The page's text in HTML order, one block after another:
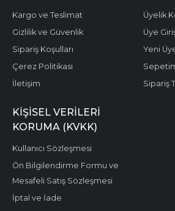
Kargo ve Teslimat
Gizlilik ve Güvenlik
Sipariş Koşulları
Çerez Politikası
İletişim
Üyelik
Üye
Yeni
Sipariş
KIŞISEL VERILERI
KORUMA (KVKK)
Kullanıcı Sözleşmesi
Ön Bilgilendirme Formu ve
Mesafeli Satış Sözleşmesi
İptal ve İade